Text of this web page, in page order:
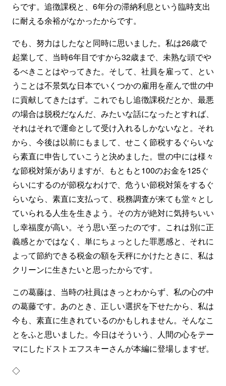
らです。追徴課税と、6年分の滞納利息という臨時支出
に耐える余裕がなかったからです。
でも、努力はしたなと同時に思いました。私は26歳で
起業して、当時6年目ですから32歳まで、未熟な頭でや
るべきことはやってきた。そして、社員を雇って、とい
うことは不景気な日本でいくつかの雇用を産んで世の中
に貢献してきたはず。これでもし追徴課税だとか、最悪
の場合は脱税だなんだ、みたいな話になったとすれば、
それはそれで運命として受け入れるしかないなと。それ
から、今後は以前にもまして、せこく節税するぐらいな
ら素直に申告していこうと決めました。世の中には様々
な節税対策がありますが、もともと100のお金を125ぐ
らいにするのが節税なわけで、危うい節税対策をするぐ
らいなら、素直に支払って、税務調査が来ても堂々とし
ていられる人生を生きよう。その方が絶対に気持ちいい
し幸福度が高い。そう思い至ったのです。これは別に正
義感とかではなく、単にちょっとした罪悪感と、それに
よって節約できる税金の額を天秤にかけたときに、私は
クリーンに生きたいと思ったからです。
この葛藤は、当時の社員はきっとわからず、私の心の中
の葛藤です。あのとき、正しい選択を下せたから、私は
今も、素直に生きれているのかもしれません。そんなこ
とをふと思いました。今日はそういう、人間の心をテー
マにしたドストエフスキーさんが本編に登場しますぜ。
◇